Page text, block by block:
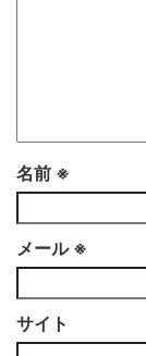
名前 ※
メール ※
サイト